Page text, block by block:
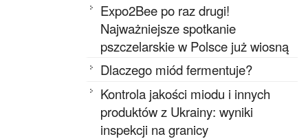
Expo2Bee po raz drugi!
Najważniejsze spotkanie
pszczelarskie w Polsce już wiosną
Dlaczego miód fermentuje?
Kontrola jakości miodu i innych
produktów z Ukrainy: wyniki
inspekcji na granicy